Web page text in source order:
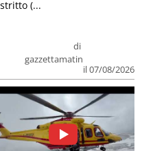
di
gazzettamatin
il 07/08/2026
(...